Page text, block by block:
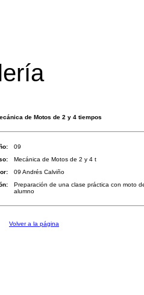
de Motos de 2 y 4 tiempos
09
Mecánica de Motos de 2 y 4 t
09 Andrés Calviño
Preparación de una clase práctica con moto
alumno
Volver a la página